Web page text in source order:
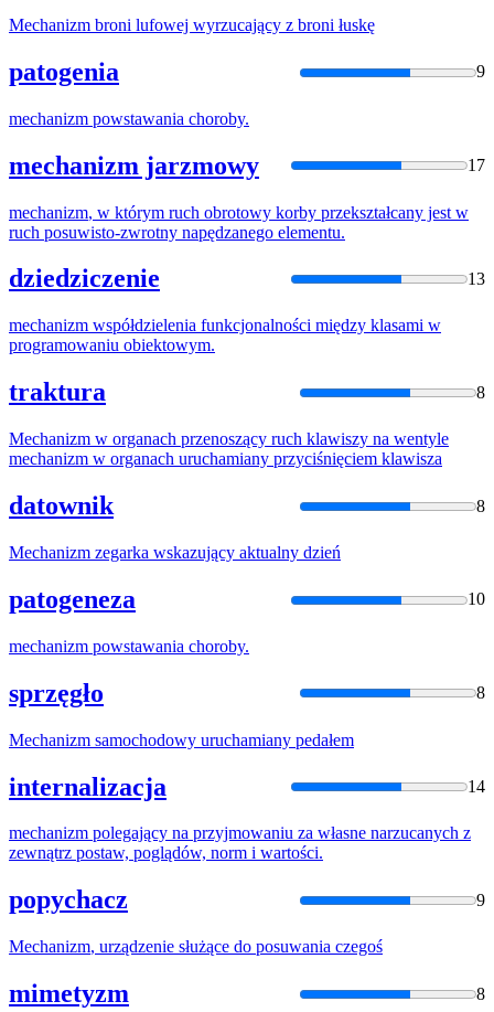
Mechanizm broni lufowej wyrzucający z broni łuskę
patogenia 9
mechanizm powstawania choroby.
mechanizm jarzmowy 17
mechanizm, w którym ruch obrotowy korby przekształcany jest w
ruch posuwisto-zwrotny napędzanego elementu.
dziedziczenie 13
mechanizm współdzielenia funkcjonalności między klasami w
programowaniu obiektowym.
traktura 8
Mechanizm w organach przenoszący ruch klawiszy na wentyle
mechanizm w organach uruchamiany przyciśnięciem klawisza
datownik 8
Mechanizm zegarka wskazujący aktualny dzień
patogeneza 10
mechanizm powstawania choroby.
sprzęgło 8
Mechanizm samochodowy uruchamiany pedałem
internalizacja 14
mechanizm polegający na przyjmowaniu za własne narzucanych z
zewnątrz postaw, poglądów, norm i wartości.
popychacz 9
Mechanizm, urządzenie służące do posuwania czegoś
mimetyzm 8